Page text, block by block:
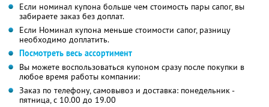
Если номинал купона больше чем стоимость пары сапог, вы
забираете заказ без доплат.
Если Номинал купона меньше стоимости сапог, разницу
необходимо доплатить.
Посмотреть весь ассортимент
Вы можете воспользоваться купоном сразу после покупки в
любое время работы компании:
Заказ по телефону, самовывоз и доставка: понедельник -
пятница, с 10.00 до 19.00